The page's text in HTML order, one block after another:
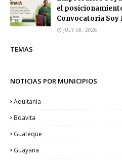
el
Convocatoria Soy
JULY 08, 2026
TEMAS
NOTICIAS POR MUNICIPIOS
Aquitania
Boavita
Guateque
Guayana